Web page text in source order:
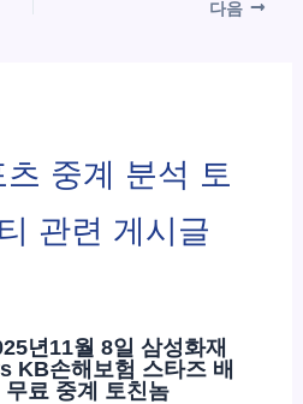
다음
중계 분석 토
관련 게시글
년11월 8일 삼성화재
KB손해보험 스타즈 배
료 중계 토친놈